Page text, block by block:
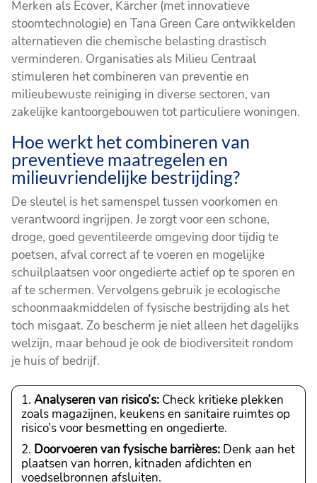
Merken als Ecover, Kärcher (met innovatieve
stoomtechnologie) en Tana Green Care ontwikkelden
alternatieven die chemische belasting drastisch
verminderen. Organisaties als Milieu Centraal
stimuleren het combineren van preventie en
milieubewuste reiniging in diverse sectoren, van
zakelijke kantoorgebouwen tot particuliere woningen.
Hoe werkt het combineren van
preventieve maatregelen en
milieuvriendelijke bestrijding?
De sleutel is het samenspel tussen voorkomen en
verantwoord ingrijpen. Je zorgt voor een schone,
droge, goed geventileerde omgeving door tijdig te
poetsen, afval correct af te voeren en mogelijke
schuilplaatsen voor ongedierte actief op te sporen en
af te schermen. Vervolgens gebruik je ecologische
schoonmaakmiddelen of fysische bestrijding als het
toch misgaat. Zo bescherm je niet alleen het dagelijks
welzijn, maar behoud je ook de biodiversiteit rondom
je huis of bedrijf.
Analyseren van risico’s: Check kritieke plekken
zoals magazijnen, keukens en sanitaire ruimtes op
risico’s voor besmetting en ongedierte.
Doorvoeren van fysische barrières: Denk aan het
plaatsen van horren, kitnaden afdichten en
voedselbronnen afsluiten.